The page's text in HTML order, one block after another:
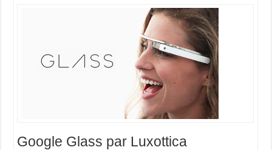
Google Glass par Luxottica